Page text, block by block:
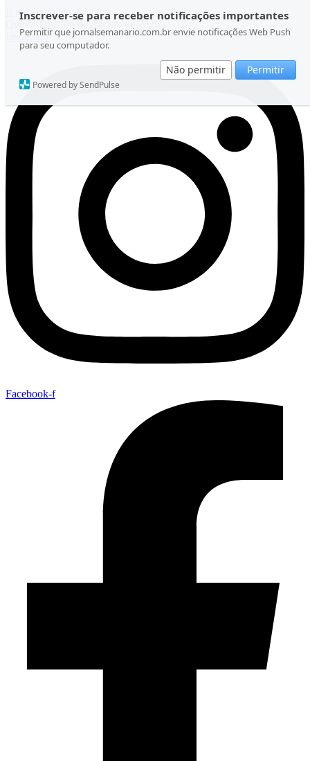
Inscrever-se para receber notificações importantes
Permitir que jornalsemanario.com.br envie notificações Web Push
para seu computador.
Não permitir Permitir
Powered by SendPulse
Ir para o conteúdo
Quinta-feira, 06 de Agosto de 2026
Instagram
Facebook-f